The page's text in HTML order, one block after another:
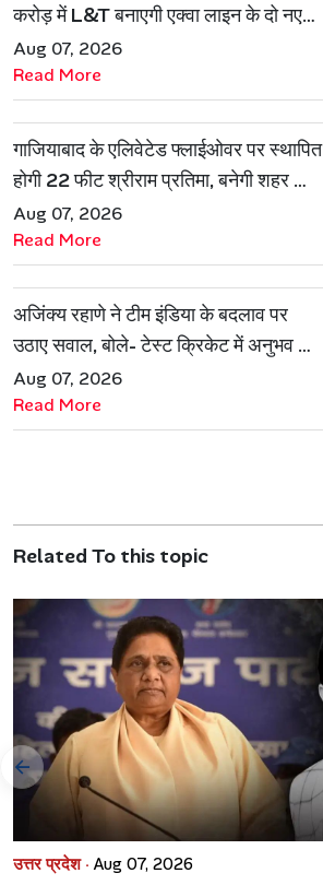
करोड़ में L&T बनाएगी एक्वा लाइन के दो नए
रूट
Aug 07, 2026
Read More
गाजियाबाद के एलिवेटेड फ्लाईओवर पर स्थापित
होगी 22 फीट श्रीराम प्रतिमा, बनेगी शहर की
नई पहचान
Aug 07, 2026
Read More
अजिंक्य रहाणे ने टीम इंडिया के बदलाव पर
उठाए सवाल, बोले- टेस्ट क्रिकेट में अनुभव की
जरूरत हमेशा रहेगी
Aug 07, 2026
Read More
Related To this topic
उत्तर प्रदेश · Aug 07, 2026